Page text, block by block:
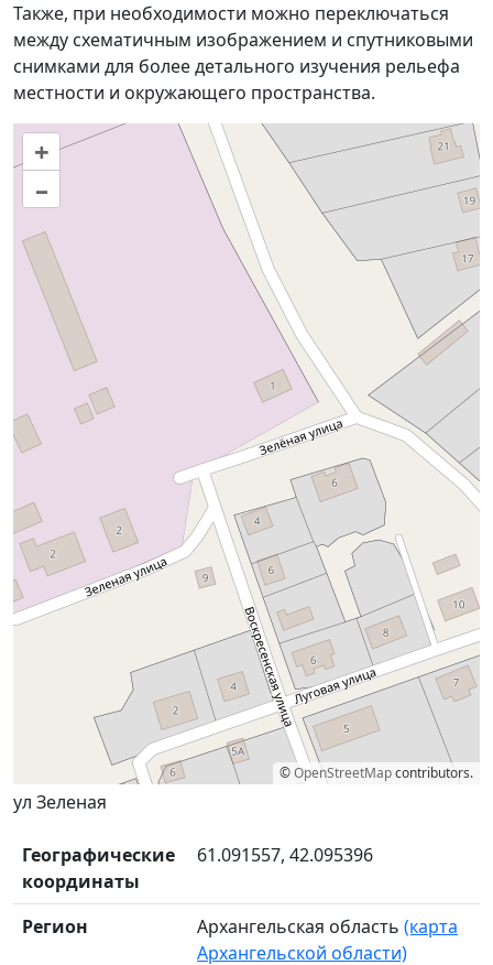
Также, при необходимости можно переключаться
между схематичным изображением и спутниковыми
снимками для более детального изучения рельефа
местности и окружающего пространства.
+
–
©OpenStreetMapcontributors.
ул Зеленая
Географические
координаты
61.091557, 42.095396
Регион Архангельская область (карта
Архангельской области)